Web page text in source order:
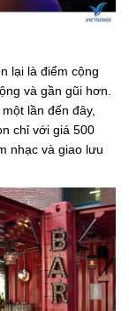
lại là điểm cộng
và gần gũi hơn.
lần đến đây,
chỉ với giá 500
nhạc và giao lưu